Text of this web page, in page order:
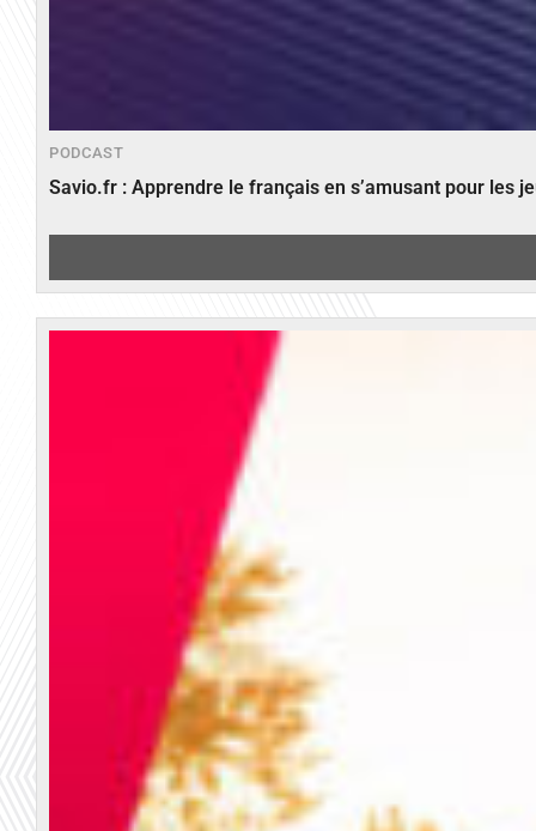
PODCAST
Savio.fr : Apprendre le français en s’amusant pour les